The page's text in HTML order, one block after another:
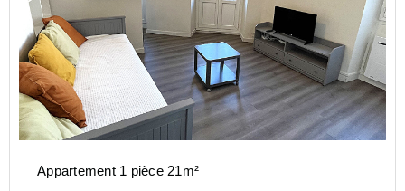
Appartement 1 pièce 21m²